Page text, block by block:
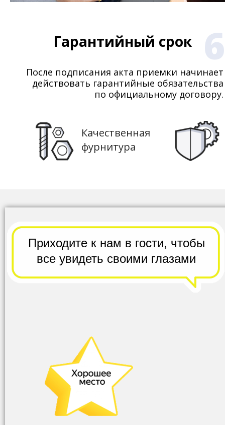
Гарантийный срок
Приходите к нам в гости, чтобы
всеувидеть своими глазами
После подписания акта приемки начинает
действовать гарантийные обязательства
по официальному договору.
Качественная
фурнитура
6